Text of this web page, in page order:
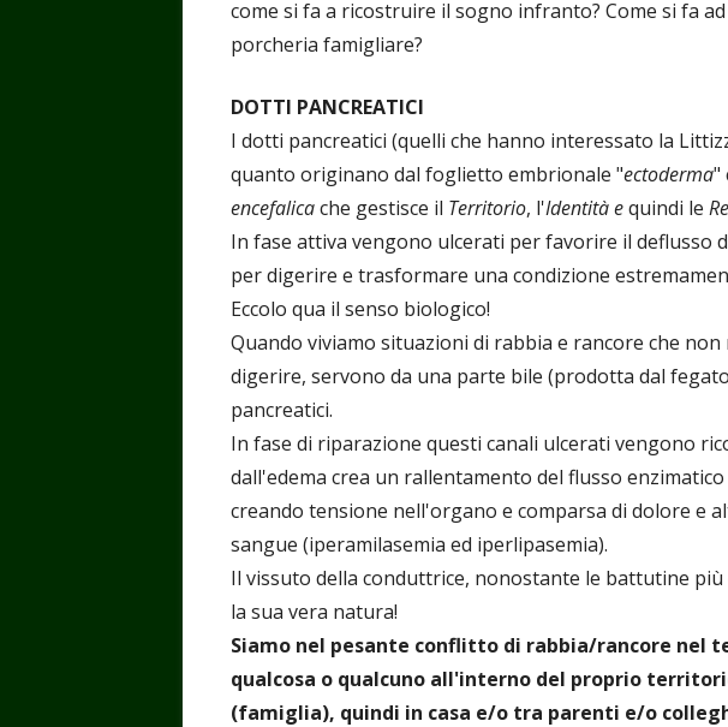
come si fa a ricostruire il sogno infranto? Come si fa
porcheria famigliare?
DOTTI PANCREATICI
I dotti pancreatici (quelli che hanno interessato la
quanto originano dal foglietto embrionale "ectoderma"
encefalicache gestisce il Territorio, l'Identità equindi le
In fase attiva vengono ulcerati per favorire il deflusso
per digerire e trasformare una condizione
Eccolo qua il senso biologico!
Quando viviamo situazioni di rabbia e rancore che
digerire, servono da una parte bile (prodotta dal
pancreatici.
In fase di riparazione questi canali ulcerati vengono
dall'edema crea un rallentamento del flusso
creando tensione nell'organo e comparsa di dolore e
sangue (iperamilasemia ed iperlipasemia).
Il vissuto della conduttrice, nonostante le battutine
la sua vera natura!
Siamo nel pesante conflitto di rabbia/rancore nel
qualcosa o qualcuno all'interno del proprio
(famiglia), quindi in casa e/o tra parenti e/o